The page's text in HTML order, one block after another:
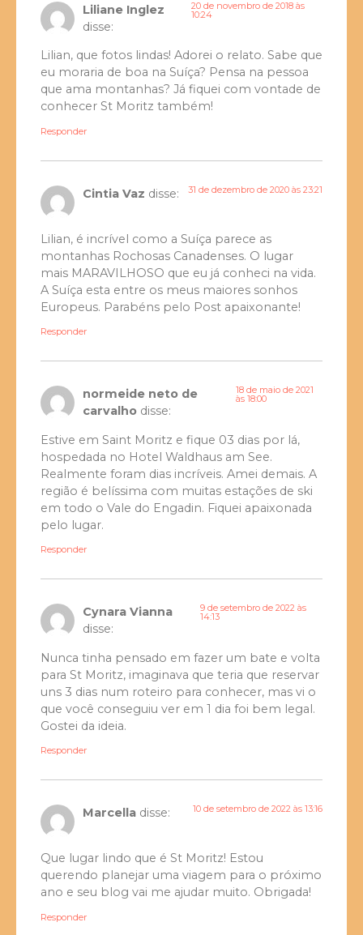
Liliane Inglez
disse:
20 de novembro de 2018 às
10:24
Lilian, que fotos lindas! Adorei o relato. Sabe que
eu moraria de boa na Suíça? Pensa na pessoa
que ama montanhas? Já fiquei com vontade de
conhecer St Moritz também!
Responder
Cintia Vaz disse: 31 de dezembro de 2020 às 23:21
Lilian, é incrível como a Suíça parece as
montanhas Rochosas Canadenses. O lugar
mais MARAVILHOSO que eu já conheci na vida.
A Suíça esta entre os meus maiores sonhos
Europeus. Parabéns pelo Post apaixonante!
Responder
normeide neto de
carvalho disse:
18 de maio de 2021
às 18:00
Estive em Saint Moritz e fique 03 dias por lá,
hospedada no Hotel Waldhaus am See.
Realmente foram dias incríveis. Amei demais. A
região é belíssima com muitas estações de ski
em todo o Vale do Engadin. Fiquei apaixonada
pelo lugar.
Responder
Cynara Vianna
disse:
9 de setembro de 2022 às
14:13
Nunca tinha pensado em fazer um bate e volta
para St Moritz, imaginava que teria que reservar
uns 3 dias num roteiro para conhecer, mas vi o
que você conseguiu ver em 1 dia foi bem legal.
Gostei da ideia.
Responder
Marcella disse: 10 de setembro de 2022 às 13:16
Que lugar lindo que é St Moritz! Estou
querendo planejar uma viagem para o próximo
ano e seu blog vai me ajudar muito. Obrigada!
Responder